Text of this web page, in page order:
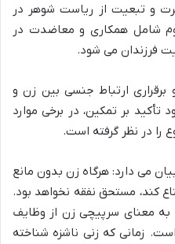
و تبعیت از ریاست شوهر در
شامل همکاری و معاضدت در
فرزندان می شود.
برقراری ارتباط جنسی بین زن و
تأکید بر تمکین، در برخی موارد
را در نظر گرفته است.
بیان می دارد: هرگاه زن بدون مانع
کند، مستحق نفقه نخواهد بود.
معنای سرپیچی زن از وظایف
زمانی که زنی ناشزه شناخته